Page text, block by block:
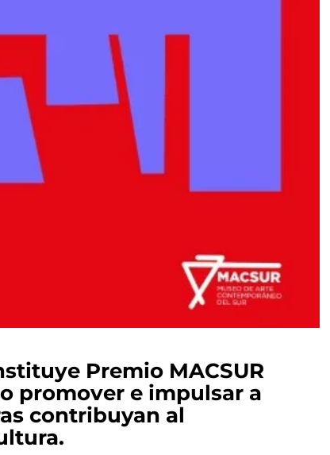
Premio MACSUR
promover e impulsar a
contribuyan al